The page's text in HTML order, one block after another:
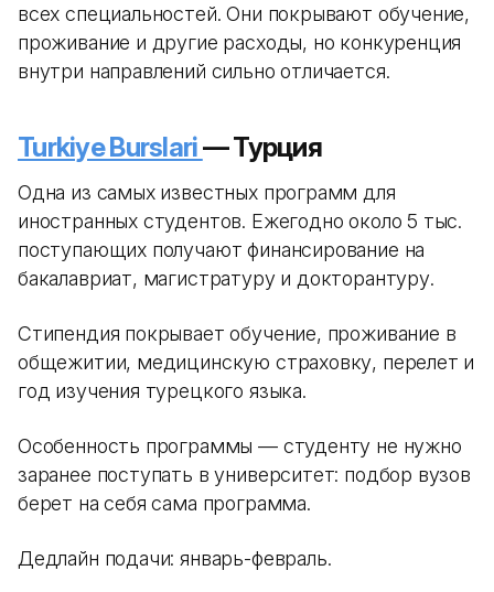
всех специальностей. Они покрывают обучение,
проживание и другие расходы, но конкуренция
внутри направлений сильно отличается.
Turkiye Burslari— Турция
Одна из самых известных программ для
иностранных студентов. Ежегодно около 5 тыс.
поступающих получают финансирование на
бакалавриат, магистратуру и докторантуру.
Стипендия покрывает обучение, проживание в
общежитии, медицинскую страховку, перелет и
год изучения турецкого языка.
Особенность программы — студенту не нужно
заранее поступать в университет: подбор вузов
берет на себя сама программа.
Дедлайн подачи: январь-февраль.